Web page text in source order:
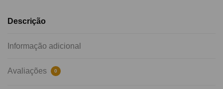
Descrição
Informação adicional
Avaliações 0